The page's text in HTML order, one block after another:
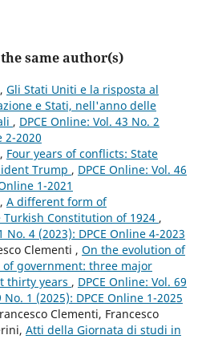
same author(s)
Gli Stati Uniti e la risposta al
e Stati, nell'anno delle
, DPCE Online: Vol. 43 No. 2
2-2020
Four years of conflicts: State
Trump , DPCE Online: Vol. 46
1-2021
A different form of
Constitution of 1924 ,
No. 4 (2023): DPCE Online 4-2023
Clementi , On the evolution of
government: three major
thirty years , DPCE Online: Vol. 69
1 (2025): DPCE Online 1-2025
Clementi, Francesco
Atti della Giornata di studi in